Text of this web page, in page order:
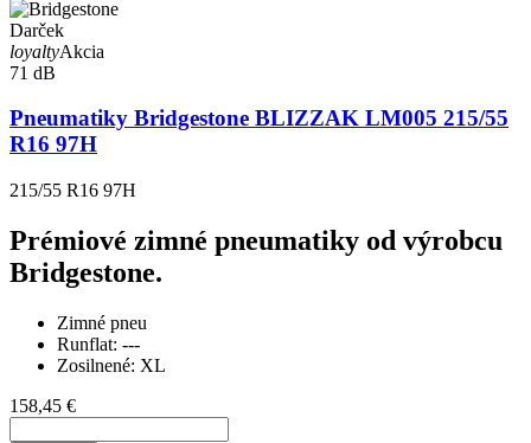
Darček
loyaltyAkcia
71 dB
Pneumatiky Bridgestone BLIZZAK LM005 215/55
R16 97H
215/55 R16 97H
Prémiové zimné pneumatiky od výrobcu
Bridgestone.
Zimné pneu
Runflat: ---
Zosilnené: XL
158,45 €